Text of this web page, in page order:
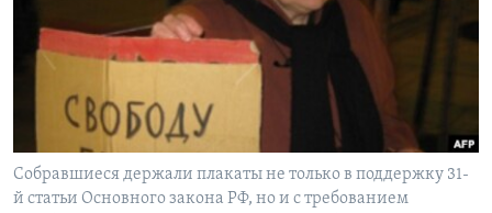
Learning English
СОЦИАЛЬНЫЕ СЕТИ
Языки
Собравшиеся держали плакаты не только в поддержку 31-
й статьи Основного закона РФ, но и с требованием